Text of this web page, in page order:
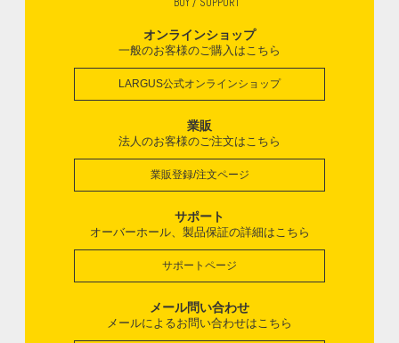
オンラインショップ
一般のお客様のご購入はこちら
LARGUS公式オンラインショップ
業販
法人のお客様のご注文はこちら
業販登録/注文ページ
サポート
オーバーホール、製品保証の詳細はこちら
サポートページ
メール問い合わせ
メールによるお問い合わせはこちら